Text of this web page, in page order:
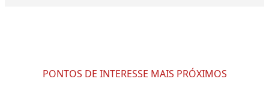
PONTOS DE INTERESSE MAIS PRÓXIMOS